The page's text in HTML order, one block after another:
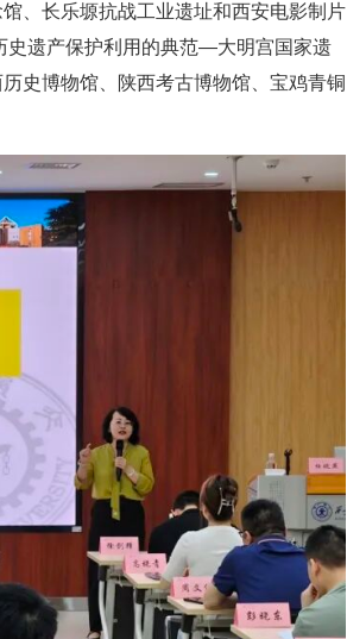
、长乐塬抗战工业遗址和西安电影制片
史遗产保护利用的典范—大明宫国家遗
史博物馆、陕西考古博物馆、宝鸡青铜